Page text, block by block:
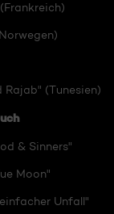
(Tunesien)
& Sinners"
Moon"
Unfall"